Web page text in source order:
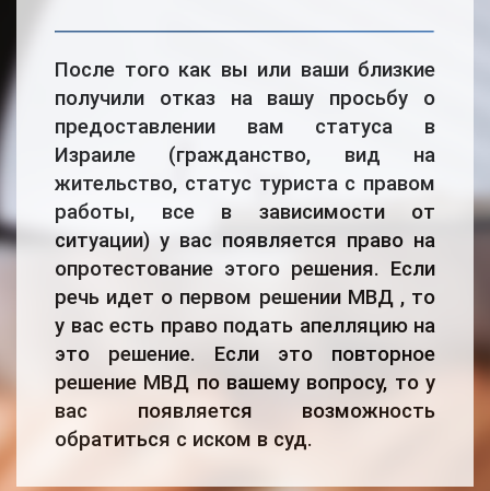
После того как вы или ваши близкие
получили отказ на вашу просьбу о
предоставлении вам статуса в
Израиле (гражданство, вид на
жительство, статус туриста с правом
работы, все в зависимости от
ситуации) у вас появляется право на
опротестование этого решения. Если
речь идет о первом решении МВД , то
у вас есть право подать апелляцию на
это решение. Если это повторное
решение МВД по вашему вопросу, то у
вас появляется возможность
обратиться с иском в суд.